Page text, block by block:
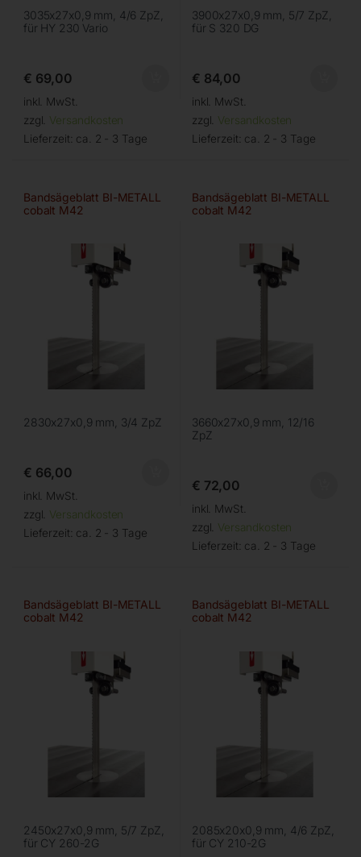
3035x27x0,9 mm, 4/6 ZpZ,
für HY 230 Vario
€ 69,00
inkl. MwSt.
zzgl. Versandkosten
Lieferzeit: ca. 2 - 3 Tage
3900x27x0,9 mm, 5/7 ZpZ,
für S 320 DG
€ 84,00
inkl. MwSt.
zzgl. Versandkosten
Lieferzeit: ca. 2 - 3 Tage
Bandsägeblatt BI-METALL
cobalt M42
2830x27x0,9 mm, 3/4 ZpZ
€ 66,00
inkl. MwSt.
zzgl. Versandkosten
Lieferzeit: ca. 2 - 3 Tage
Bandsägeblatt BI-METALL
cobalt M42
3660x27x0,9 mm, 12/16
ZpZ
€ 72,00
inkl. MwSt.
zzgl. Versandkosten
Lieferzeit: ca. 2 - 3 Tage
Bandsägeblatt BI-METALL
cobalt M42
2450x27x0,9 mm, 5/7 ZpZ,
für CY 260-2G
Bandsägeblatt BI-METALL
cobalt M42
2085x20x0,9 mm, 4/6 ZpZ,
für CY 210-2G